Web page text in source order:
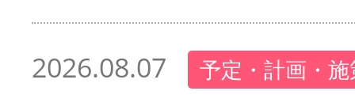
2026.08.07 予定・計画・